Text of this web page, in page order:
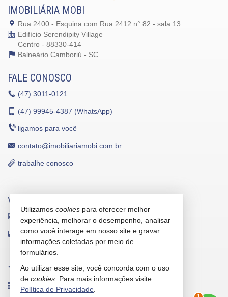
IMOBILIÁRIA MOBI
Rua 2400 - Esquina com Rua 2412 n° 82 - sala 13
Edifício Serendipity Village
Centro - 88330-414
Balneário Camboriú - SC
FALE CONOSCO
(47) 3011-0121
(47) 99945-4387 (WhatsApp)
ligamos para você
contato@imobiliariamobi.com.br
trabalhe conosco
VEJA MAIS
receba nosso newsletter
indicadores financeiros
cadastre seu imóvel
imóveis favoritos
mapa de imóveis
Utilizamos cookies para oferecer melhor
experiência, melhorar o desempenho, analisar
como você interage em nosso site e gravar
informações coletadas por meio de
formulários.
Ao utilizar esse site, você concorda com o uso
de cookies . Para mais informações visite
Política de Privacidade